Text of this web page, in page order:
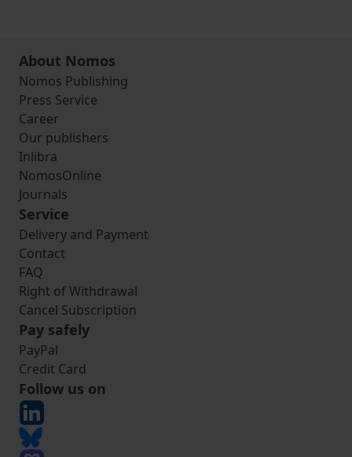
About Nomos
Nomos Publishing
Press Service
Career
Our publishers
Inlibra
NomosOnline
Journals
Service
Delivery and Payment
Contact
FAQ
Right of Withdrawal
Cancel Subscription
Pay safely
PayPal
Credit Card
Follow us on